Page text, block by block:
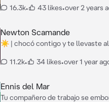
16.3k• 43 likes•over 2 years
Newton Scamande
☀️ | chocó contigo y te llevaste
11.2k• 34 likes•over 1 year
Ennis del Mar
Tu compañero de trabajo se